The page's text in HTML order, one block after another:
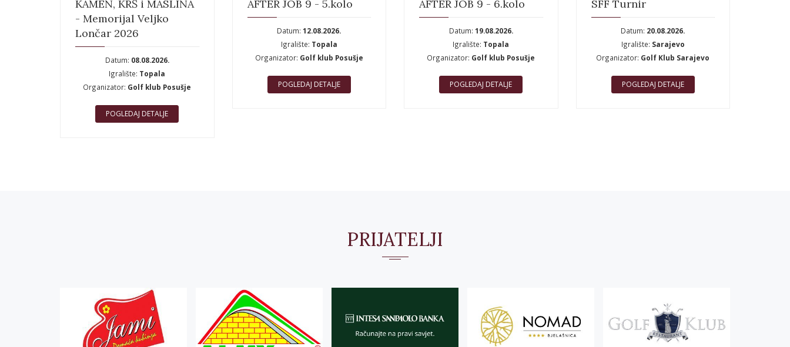
KAMEN, KRŠ i MASLINA
- Memorijal Veljko
Lončar 2026
Datum: 08.08.2026.
Igralište: Topala
Organizator: Golf klub Posušje
POGLEDAJ DETALJE
AFTER JOB 9 - 5.kolo
Datum:12.08.2026.
Igralište: Topala
Organizator: Golf klub Posušje
POGLEDAJ DETALJE
AFTER JOB 9 - 6.kolo
Datum: 19.08.2026.
Igralište: Topala
Organizator: Golf klub Posušje
POGLEDAJ DETALJE
SFF Turnir
Datum: 20.08.2026.
Igralište: Sarajevo
Organizator: Golf Klub Sarajevo
POGLEDAJ DETALJE
PRIJATELJI